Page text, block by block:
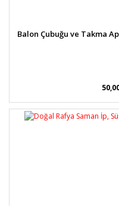
Balon Çubuğu ve Takma